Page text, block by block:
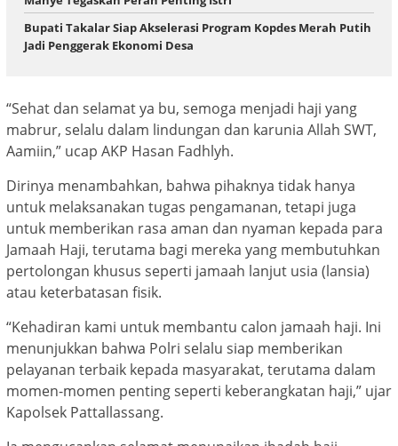
Bupati Takalar Siap Akselerasi Program Kopdes Merah Putih
Jadi Penggerak Ekonomi Desa
“Sehat dan selamat ya bu, semoga menjadi haji yang
mabrur, selalu dalam lindungan dan karunia Allah SWT,
Aamiin,” ucap AKP Hasan Fadhlyh.
Dirinya menambahkan, bahwa pihaknya tidak hanya
untuk melaksanakan tugas pengamanan, tetapi juga
untuk memberikan rasa aman dan nyaman kepada para
Jamaah Haji, terutama bagi mereka yang membutuhkan
pertolongan khusus seperti jamaah lanjut usia (lansia)
atau keterbatasan fisik.
“Kehadiran kami untuk membantu calon jamaah haji. Ini
menunjukkan bahwa Polri selalu siap memberikan
pelayanan terbaik kepada masyarakat, terutama dalam
momen-momen penting seperti keberangkatan haji,” ujar
Kapolsek Pattallassang.